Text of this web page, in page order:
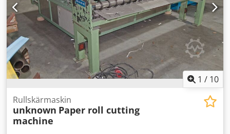
1 / 10
Rullskärmaskin
unknown Paper roll cutting
machine